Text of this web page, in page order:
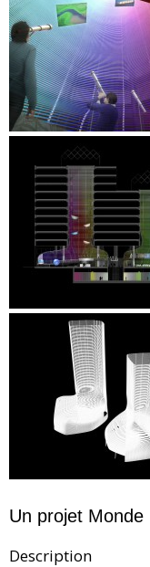
Un projet Monde
Description